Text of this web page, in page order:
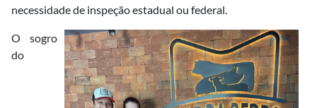
necessidade de inspeção estadual ou federal.
O sogro
do